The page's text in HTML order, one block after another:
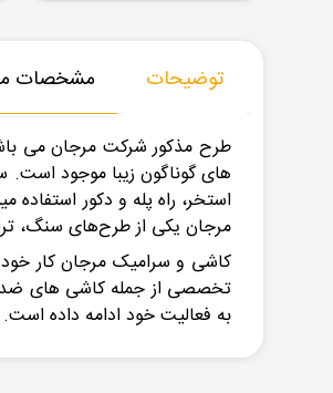
توضیحات مشخصات
طرح مذکور شرکت مرجان می
های گوناگون زیبا موجود است.
استخر، راه پله و دکور
مرجان یکی از طرح‌های سنگ،
تخصصی از جمله کاشی های ضد
به فعالیت خود ادامه داده